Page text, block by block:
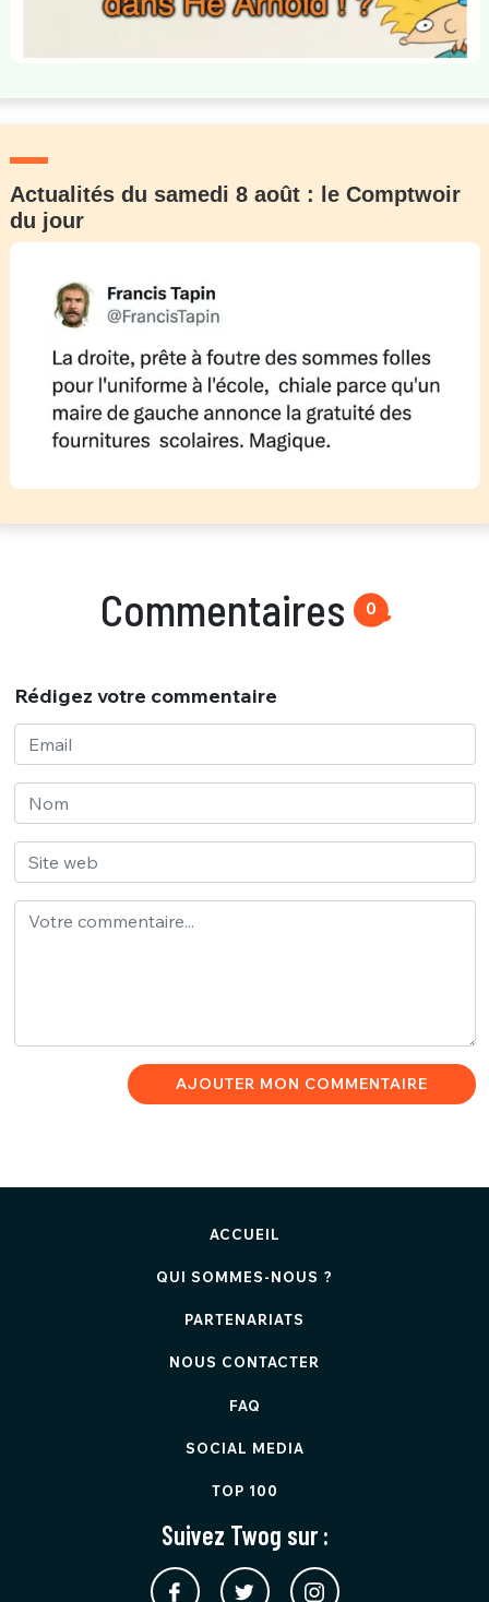
Actualités du samedi 8 août : le Comptwoir
du jour
Commentaires 0
Rédigez votre commentaire
AJOUTER MON COMMENTAIRE
ACCUEIL
QUI SOMMES-NOUS ?
PARTENARIATS
NOUS CONTACTER
FAQ
SOCIAL MEDIA
TOP 100
Suivez Twog sur :